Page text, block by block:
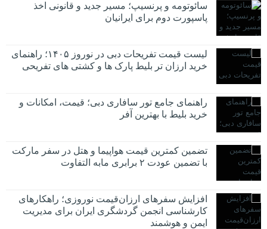
سائوتومه و پرنسیپ؛ مسیر جدید و قانونی اخذ
پاسپورت دوم برای ایرانیان
لیست قیمت تفریحات دبی در نوروز ۱۴۰۵؛ راهنمای
خرید ارزان تر بلیط پارک ها و کشتی های تفریحی
راهنمای جامع تور سافاری دبی؛ قیمت، امکانات و
خرید بلیط با بهترین آفر
تضمین کمترین قیمت هواپیما و هتل در سفر مارکت
با تضمین عودت ۲ برابری مابه التفاوت
افزایش سفرهای ارزان‌قیمت نوروزی؛ راهکارهای
کارشناسی انجمن گردشگری ایران برای مدیریت
ایمن و هوشمند